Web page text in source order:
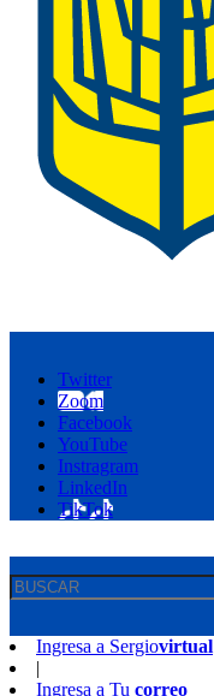
Twitter
Zoom
Facebook
YouTube
Instragram
LinkedIn
TikTok
Ingresa a Sergiovirtual
|
Ingresa a Tu correo